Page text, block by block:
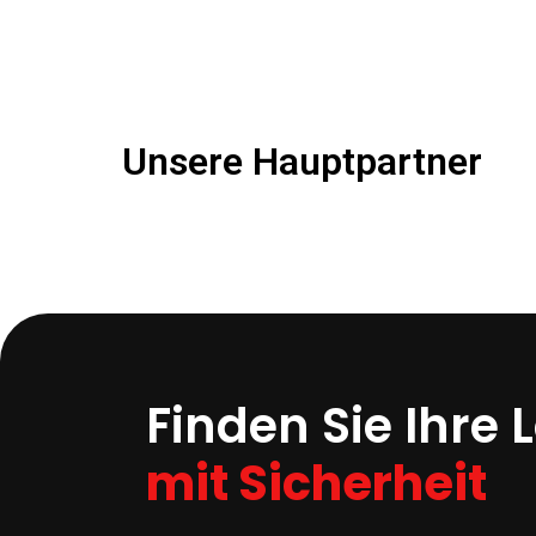
Unsere Hauptpartner
Finden Sie Ihre
mit Sicherheit